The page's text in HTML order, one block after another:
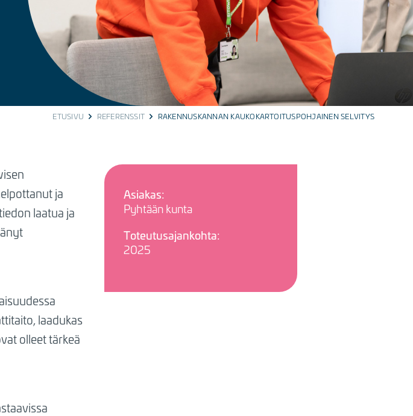
ETUSIVU REFERENSSIT RAKENNUSKANNAN KAUKOKARTOITUSPOHJAINEN SELVITYS
ja
laatua ja
laadukas
olleet tärkeä
Asiakas:
Pyhtään kunta
Toteutusajankohta:
2025